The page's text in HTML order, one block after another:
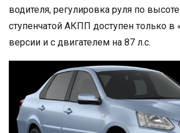
водителя, регулировка руля по
ступенчатой АКПП доступен только в
версии и с двигателем на 87 л.с.